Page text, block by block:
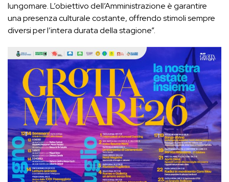
lungomare. L’obiettivo dell’Amministrazione è garantire
una presenza culturale costante, offrendo stimoli sempre
diversi per l’intera durata della stagione”.